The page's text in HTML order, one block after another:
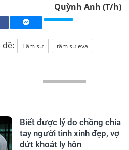
Quỳnh Anh (T/h)
Tâm sự
tâm sự eva
Biết được lý do chồng chia
tay người tình xinh đẹp, vợ
dứt khoát ly hôn